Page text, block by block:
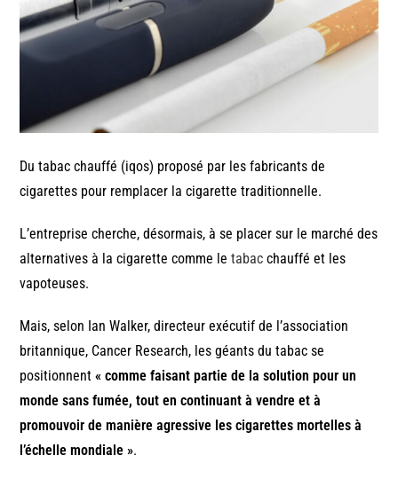
Du tabac chauffé (iqos) proposé par les fabricants de
cigarettes pour remplacer la cigarette traditionnelle.
L’entreprise cherche, désormais, à se placer sur le marché des
alternatives à la cigarette comme letabac chauffé et les
vapoteuses.
Mais, selon Ian Walker, directeur exécutif de l’association
britannique, Cancer Research, les géants du tabac se
positionnent « comme faisant partie de la solution pour un
monde sans fumée, tout en continuant à vendre et à
promouvoir de manière agressive les cigarettes mortelles à
l’échelle mondiale ».